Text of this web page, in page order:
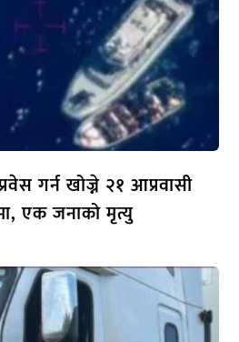
गर्न खोज्ने २१ आप्रवासी
एक जनाको मृत्यु